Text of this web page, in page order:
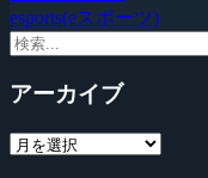
esports(eスポーツ)
アーカイブ